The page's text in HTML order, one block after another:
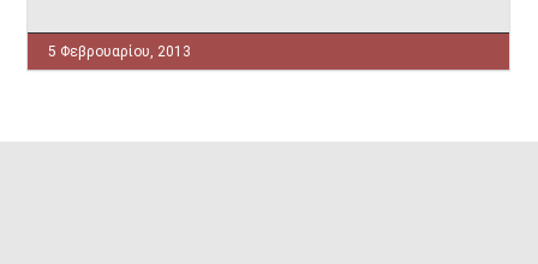
5 Φεβρουαρίου, 2013